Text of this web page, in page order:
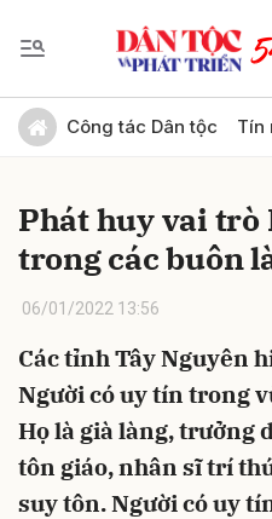
Công tác Dân tộc Tín
Phát huy vai trò
trong các buôn
06/01/2022 13:56
Các tỉnh Tây Nguyên
Người có uy tín trong
Họ là già làng, trưởng
tôn giáo, nhân sĩ trí
suy tôn. Người có uy
Gửi bình luận